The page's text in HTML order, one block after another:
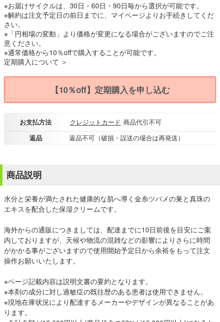
※お届けサイクルは、30日・60日・90日毎から選択が可能です。
※解約は注文予定日の前日までに、マイページよりお手続きしてくだ
さい。
※「円相場の変動」より価格が変更になる場合がございますのでご注
意ください。
※通常価格から10％offで購入することが可能です。
定期購入について ＞
【10％off】定期購入を申し込む
お支払方法 クレジットカード 商品代引不可
返品
返品不可（破損・誤送の場合は再発送）
商品説明
水分と栄養が満たされた健康的な肌へ導く金糸ツバメの巣と真珠の
エキスを配合した保湿クリームです。
海外からの通販につきましては、配達までに10日前後を目安にご案
内しておりますが、天候や物流の混雑などの影響によりさらに時間
がかかる事がございますので使用開始予定日から余裕をもって注文
操作お願いいたします。
※ページ記載内容は説明文書の要約となります。
※本剤の成分に対し過敏症の既往歴のある患者は使用できません。
※現地在庫状況により配達するメーカーやデザインが異なることがあ
ります。